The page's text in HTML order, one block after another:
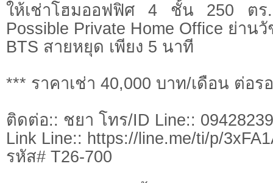
ให้เช่าโฮมออฟฟิศ 4 ชั้น 250 ตร
Possible Private Home Office ย่าน
BTS สายหยุด เพียง 5 นาที
*** ราคาเช่า 40,000 บาท/เดือน ต่อร
ติดต่อ:: ชยา โทร/ID Line::
Link Line:: https://line.me/ti/p/
รหัส# T26-700